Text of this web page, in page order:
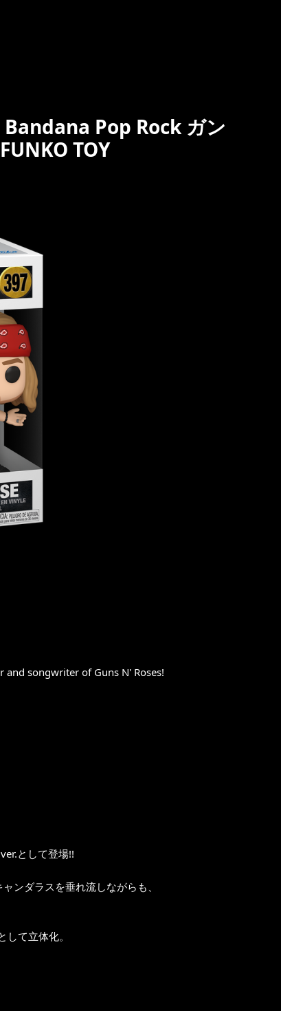
Pop Rock ガン
TOY
songwriter of Guns N' Roses!
として登場!!
ンダラスを垂れ流しながらも、
て立体化。